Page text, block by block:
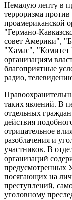
Немалую лепту в
терроризма
проамериканской
"Германо-
совет Америки",
"Хамас", "Комитет
организациям
благоприятные
радио,
таких явлений. В
отдельных
действия
отрицательное
разоблачения и
участников. В
организаций
предусмотренных
посягающих на
преступлений,
уголовному